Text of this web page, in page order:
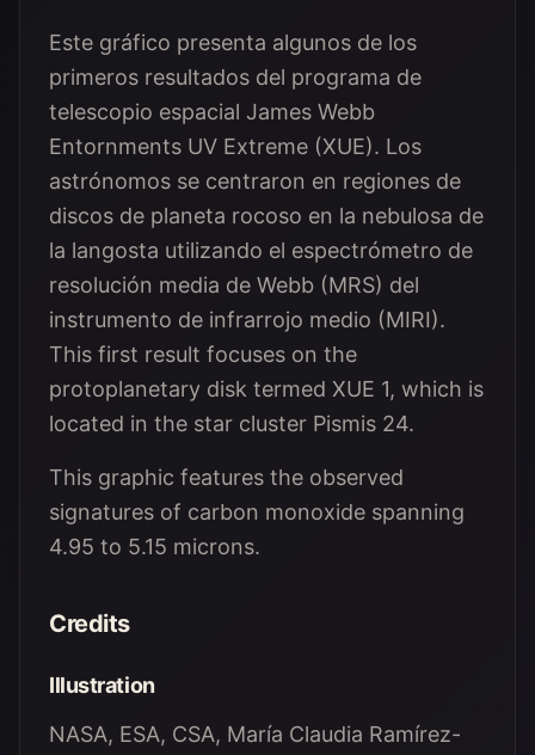
Este gráfico presenta algunos de los
primeros resultados del programa de
telescopio espacial James Webb
Entornments UV Extreme (XUE). Los
astrónomos se centraron en regiones de
discos de planeta rocoso en la nebulosa de
la langosta utilizando el espectrómetro de
resolución media de Webb (MRS) del
instrumento de infrarrojo medio (MIRI).
This first result focuses on the
protoplanetary disk termed XUE 1, which is
located in the star cluster Pismis 24.
This graphic features the observed
signatures of carbon monoxide spanning
4.95 to 5.15 microns.
Credits
Illustration
NASA, ESA, CSA, María Claudia Ramírez-